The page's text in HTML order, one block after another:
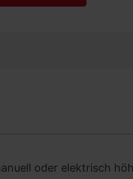
oder elektrisch